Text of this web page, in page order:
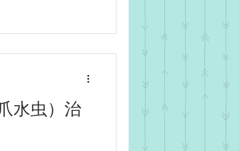
水虫）治